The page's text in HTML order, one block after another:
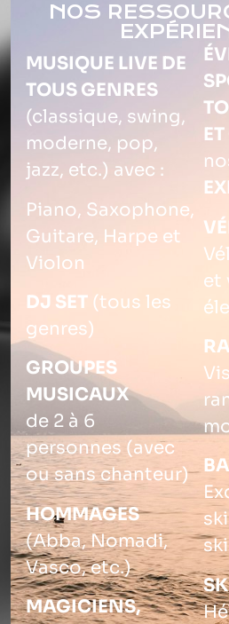
NOS
MUSIQUE LIVE DE
TOUS GENRES
(classique, swing,
moderne, pop,
jazz, etc.) avec :
Piano, Saxophone,
Guitare, Harpe et
Violon
DJ SET (tous les
genres)
GROUPES
MUSICAUX
de 2 à 6
personnes (avec
ou sans chanteur)
HOMMAGES
(Abba, Nomadi,
Vasco, etc.)
MAGICIENS,
et